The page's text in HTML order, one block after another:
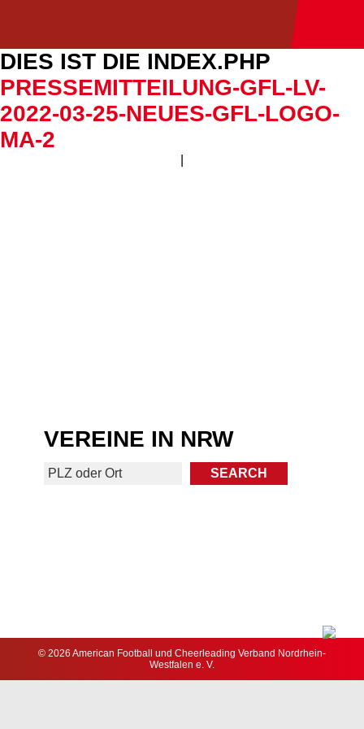
DIES IST DIE INDEX.PHP
PRESSEMITTEILUNG-GFL-LV-
2022-03-25-NEUES-GFL-LOGO-
MA-2
VEREINE IN NRW
© 2026 American Football und Cheerleading Verband Nordrhein-
Westfalen e. V.